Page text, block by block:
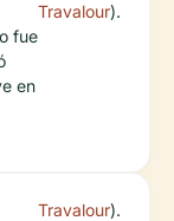
fue
en
Travalour).
Travalour).